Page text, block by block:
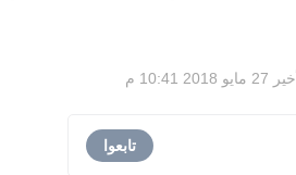
27 مايو 2018 10:41 م
تابعوا